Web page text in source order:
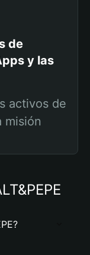
de
y las
activos de
misión